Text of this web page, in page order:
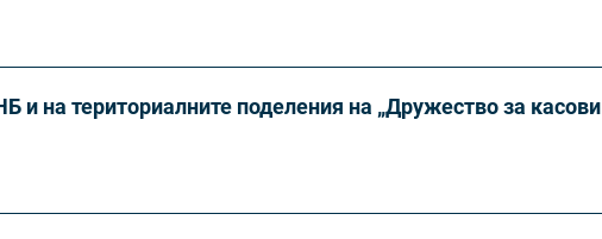
и на териториалните поделения на „Дружество за касови